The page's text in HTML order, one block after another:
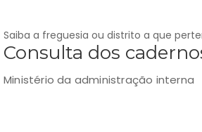
Saiba a freguesia ou distrito a que
Consulta dos
Ministério da administração interna